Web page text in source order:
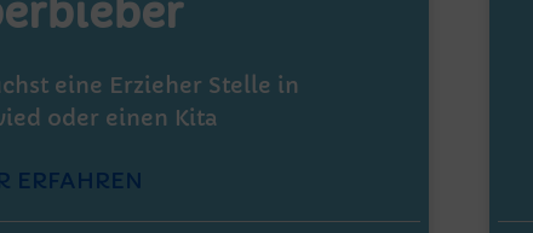
eine Erzieher Stelle in
oder einen Kita
ERFAHREN